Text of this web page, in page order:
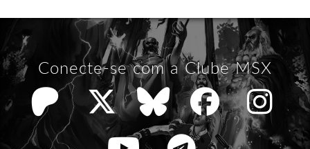
Conecte-se com a Clube MSX